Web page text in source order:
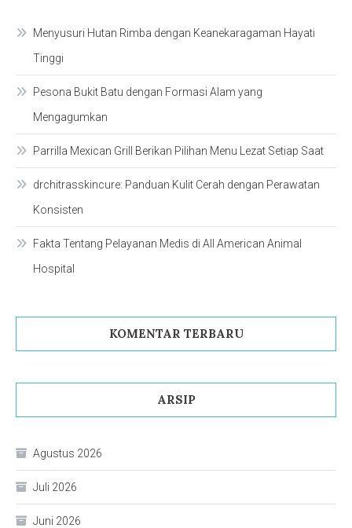
Menyusuri Hutan Rimba dengan Keanekaragaman Hayati
Tinggi
Pesona Bukit Batu dengan Formasi Alam yang
Mengagumkan
Parrilla Mexican Grill Berikan Pilihan Menu Lezat Setiap Saat
drchitrasskincure: Panduan Kulit Cerah dengan Perawatan
Konsisten
Fakta Tentang Pelayanan Medis di All American Animal
Hospital
KOMENTAR TERBARU
ARSIP
Agustus 2026
Juli 2026
Juni 2026